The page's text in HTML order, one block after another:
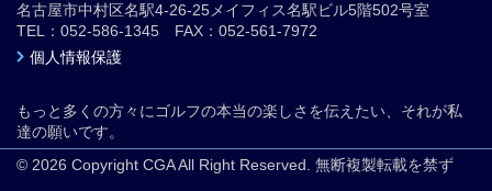
名古屋市中村区名駅4-26-25メイフィス名駅ビル5階502号室
TEL：052-586-1345 FAX：052-561-7972
個人情報保護
もっと多くの方々にゴルフの本当の楽しさを伝えたい、それが私
達の願いです。
© 2026 Copyright CGA All Right Reserved. 無断複製転載を禁ず